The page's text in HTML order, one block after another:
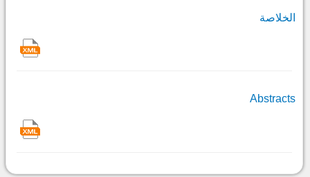
الخلاصة
Abstracts